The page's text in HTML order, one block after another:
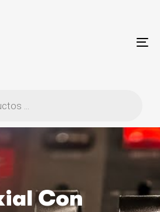
Con